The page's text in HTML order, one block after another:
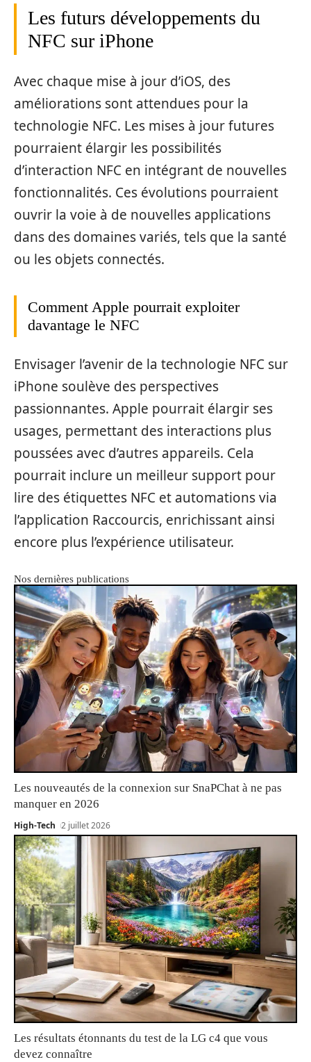
Les futurs développements du
NFC sur iPhone
Avec chaque mise à jour d’iOS, des
améliorations sont attendues pour la
technologie NFC. Les mises à jour futures
pourraient élargir les possibilités
d’interaction NFC en intégrant de nouvelles
fonctionnalités. Ces évolutions pourraient
ouvrir la voie à de nouvelles applications
dans des domaines variés, tels que la santé
ou les objets connectés.
Comment Apple pourrait exploiter
davantage le NFC
Envisager l’avenir de la technologie NFC sur
iPhone soulève des perspectives
passionnantes. Apple pourrait élargir ses
usages, permettant des interactions plus
poussées avec d’autres appareils. Cela
pourrait inclure un meilleur support pour
lire des étiquettes NFC et automations via
l’application Raccourcis, enrichissant ainsi
encore plus l’expérience utilisateur.
Nos dernières publications
Les nouveautés de la connexion sur SnaPChat à ne pas
manquer en 2026
High-Tech 2 juillet 2026
Les résultats étonnants du test de la LG c4 que vous
devez connaître